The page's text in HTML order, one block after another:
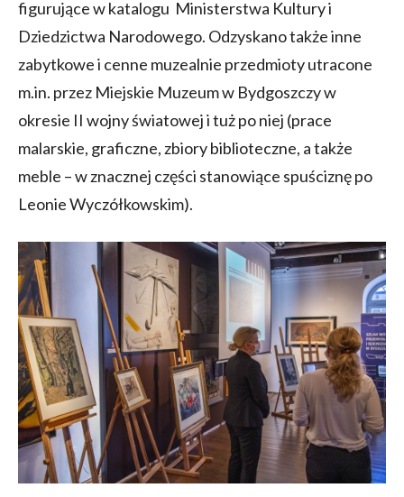
figurujące w katalogu Ministerstwa Kultury i
Dziedzictwa Narodowego. Odzyskano także inne
zabytkowe i cenne muzealnie przedmioty utracone
m.in. przez Miejskie Muzeum w Bydgoszczy w
okresie II wojny światowej i tuż po niej (prace
malarskie, graficzne, zbiory biblioteczne, a także
meble – w znacznej części stanowiące spuściznę po
Leonie Wyczółkowskim).